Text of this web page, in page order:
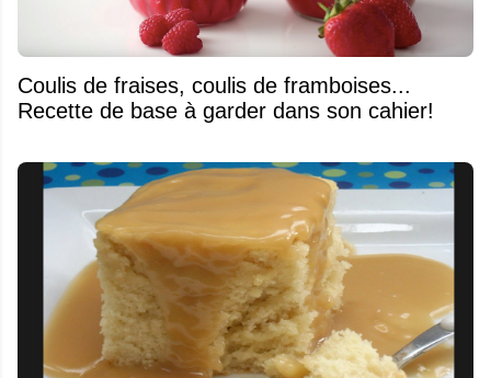
Coulis de fraises, coulis de framboises...
Recette de base à garder dans son cahier!